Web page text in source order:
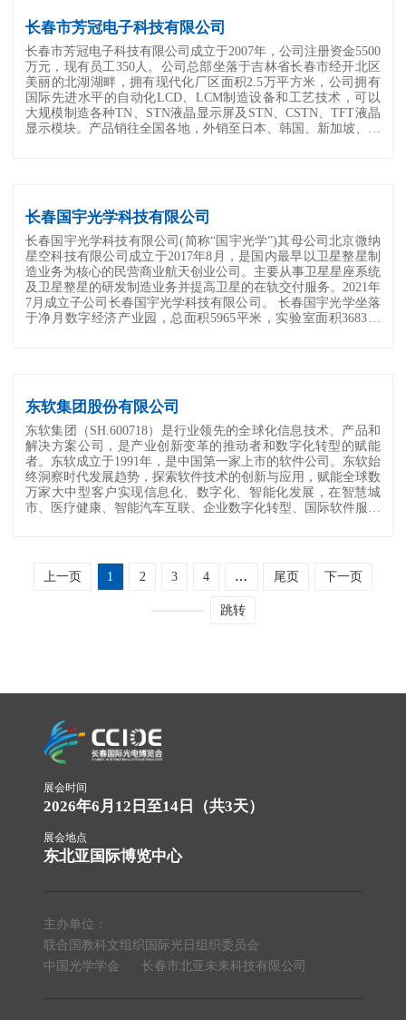
长春市芳冠电子科技有限公司
长春市芳冠电子科技有限公司成立于2007年，公司注册资金5500
万元，现有员工350人。公司总部坐落于吉林省长春市经开北区
美丽的北湖湖畔，拥有现代化厂区面积2.5万平方米，公司拥有
国际先进水平的自动化LCD、LCM制造设备和工艺技术，可以
大规模制造各种TN、STN液晶显示屏及STN、CSTN、TFT液晶
显示模块。产品销往全国各地，外销至日本、韩国、新加坡、印
长春国宇光学科技有限公司
长春国宇光学科技有限公司(简称“国宇光学”)其母公司北京微纳
星空科技有限公司成立于2017年8月，是国内最早以卫星整星制
造业务为核心的民营商业航天创业公司。主要从事卫星星座系统
及卫星整星的研发制造业务并提高卫星的在轨交付服务。2021年
7月成立子公司长春国宇光学科技有限公司。 长春国宇光学坐落
于净月数字经济产业园，总面积5965平米，实验室面积3683平
东软集团股份有限公司
东软集团（SH.600718）是行业领先的全球化信息技术、产品和
解决方案公司，是产业创新变革的推动者和数字化转型的赋能
者。东软成立于1991年，是中国第一家上市的软件公司。东软始
终洞察时代发展趋势，探索软件技术的创新与应用，赋能全球数
万家大中型客户实现信息化、数字化、智能化发展，在智慧城
市、医疗健康、智能汽车互联、企业数字化转型、国际软件服务
上一页 1 2 3 4 … 尾页 下一页
跳转
展会时间
2026年6月12日至14日（共3天）
展会地点
东北亚国际博览中心
主办单位：
联合国教科文组织国际光日组织委员会
中国光学学会
长春市北亚未来科技有限公司